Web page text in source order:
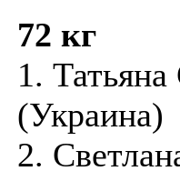
72 кг
1.
(Украина)
2.